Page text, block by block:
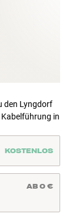
den Lyngdorf
in
KOSTENLOS
AB 0 €